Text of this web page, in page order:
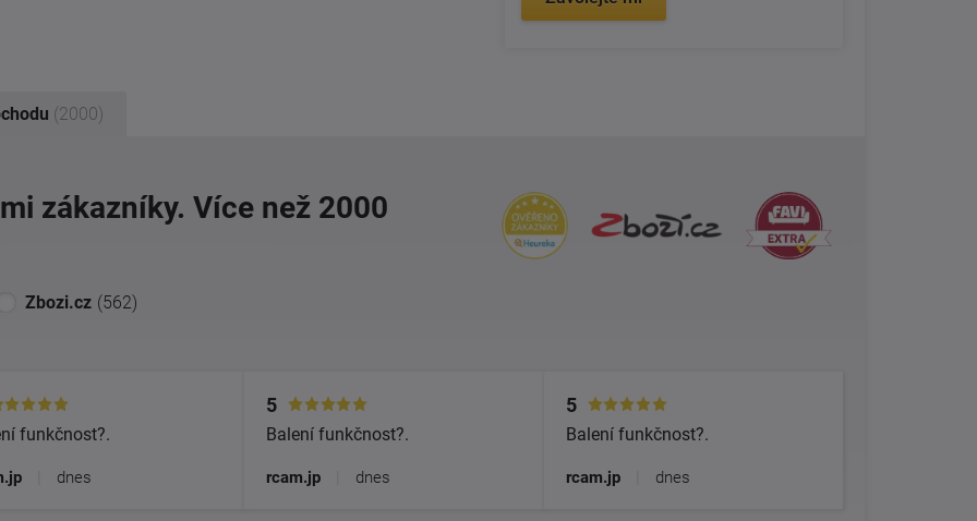
(2000)
zákazníky. Více než 2000
Zbozi.cz (562)
funkčnost?.
dnes
5
Balení funkčnost?.
rcam.jp dnes
5
Balení funkčnost?.
rcam.jp dnes